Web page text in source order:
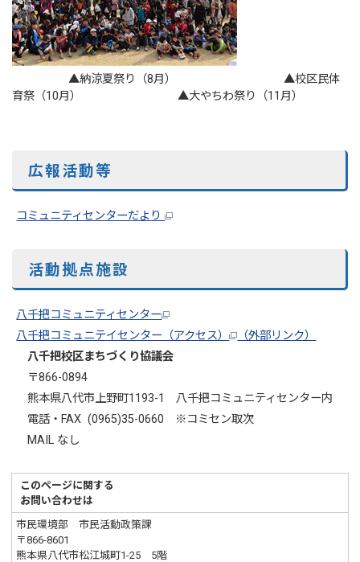
▲納涼夏祭り（8月） ▲校区民体
育祭（10月） ▲大やちわ祭り（11月）
広報活動等
コミュニティセンターだより
活動拠点施設
八千把コミュニティセンター
八千把コミュニテイセンター（アクセス）
（外部リンク）
八千把校区まちづくり協議会
〒866-0894
熊本県八代市上野町1193-1 八千把コミュニティセンター内
電話・FAX (0965)35-0660 ※コミセン取次
MAIL なし
このページに関する
お問い合わせは
市民環境部 市民活動政策課
〒866-8601
熊本県八代市松江城町1-25 5階